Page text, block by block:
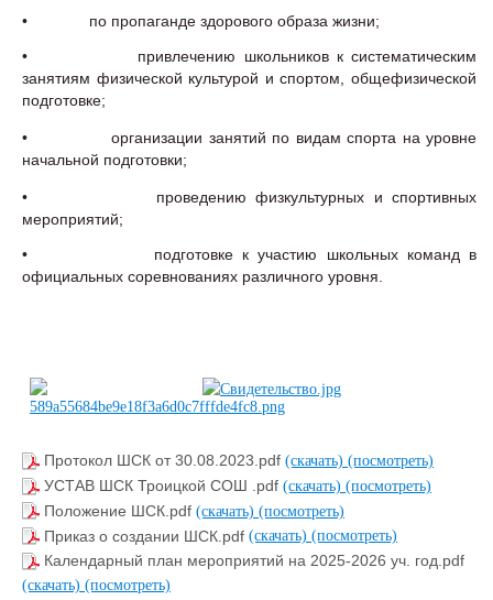
• по пропаганде здорового образа жизни;
• привлечению школьников к систематическим
занятиям физической культурой и спортом, общефизической
подготовке;
• организации занятий по видам спорта на уровне
начальной подготовки;
• проведению физкультурных и спортивных
мероприятий;
• подготовке к участию школьных команд в
официальных соревнованиях различного уровня.
Протокол ШСК от 30.08.2023.pdf (скачать) (посмотреть)
УСТАВ ШСК Троицкой СОШ .pdf (скачать) (посмотреть)
Положение ШСК.pdf (скачать) (посмотреть)
Приказ о создании ШСК.pdf (скачать) (посмотреть)
Календарный план мероприятий на 2025-2026 уч. год.pdf
(скачать) (посмотреть)